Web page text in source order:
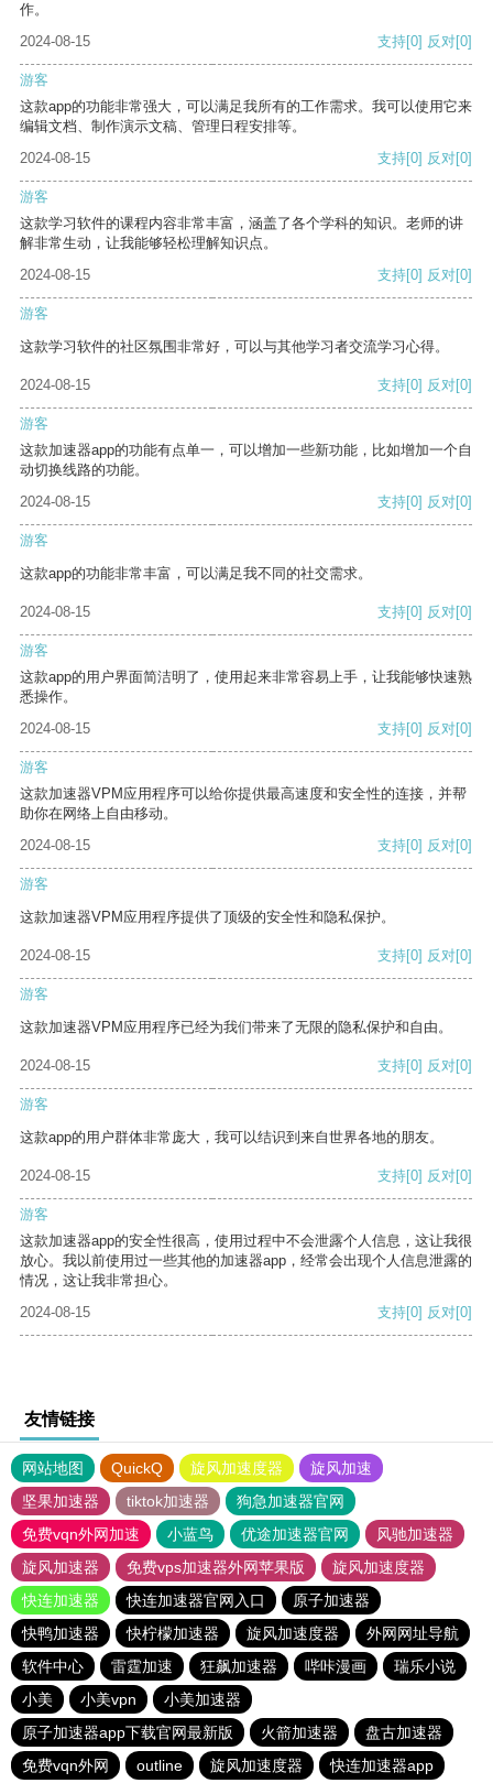
作。
2024-08-15
支持[0] 反对[0]
游客
这款app的功能非常强大，可以满足我所有的工作需求。我可以使用它来
编辑文档、制作演示文稿、管理日程安排等。
2024-08-15
支持[0] 反对[0]
游客
这款学习软件的课程内容非常丰富，涵盖了各个学科的知识。老师的讲
解非常生动，让我能够轻松理解知识点。
2024-08-15
支持[0] 反对[0]
游客
这款学习软件的社区氛围非常好，可以与其他学习者交流学习心得。
2024-08-15 支持[0] 反对[0]
游客
这款加速器app的功能有点单一，可以增加一些新功能，比如增加一个自
动切换线路的功能。
2024-08-15
支持[0] 反对[0]
游客
这款app的功能非常丰富，可以满足我不同的社交需求。
2024-08-15 支持[0] 反对[0]
游客
这款app的用户界面简洁明了，使用起来非常容易上手，让我能够快速熟
悉操作。
2024-08-15
支持[0] 反对[0]
游客
这款加速器VPM应用程序可以给你提供最高速度和安全性的连接，并帮
助你在网络上自由移动。
2024-08-15
支持[0] 反对[0]
游客
这款加速器VPM应用程序提供了顶级的安全性和隐私保护。
2024-08-15 支持[0] 反对[0]
游客
这款加速器VPM应用程序已经为我们带来了无限的隐私保护和自由。
2024-08-15 支持[0] 反对[0]
游客
这款app的用户群体非常庞大，我可以结识到来自世界各地的朋友。
2024-08-15 支持[0] 反对[0]
游客
这款加速器app的安全性很高，使用过程中不会泄露个人信息，这让我很
放心。我以前使用过一些其他的加速器app，经常会出现个人信息泄露的
情况，这让我非常担心。
2024-08-15
支持[0] 反对[0]
友情链接
网站地图 QuickQ 旋风加速度器
旋风加速
坚果加速器
tiktok加速器
狗急加速器官网
免费vqn外网加速
小蓝鸟 优途加速器官网
风驰加速器
旋风加速器
免费vps加速器外网苹果版
旋风加速度器
快连加速器
快连加速器官网入口
原子加速器
快鸭加速器
快柠檬加速器 旋风加速度器
外网网址导航
软件中心
雷霆加速 狂飙加速器 哔咔漫画
瑞乐小说
小美
小美vpn
小美加速器
原子加速器app下载官网最新版
火箭加速器
盘古加速器
免费vqn外网
outline 旋风加速度器 快连加速器app